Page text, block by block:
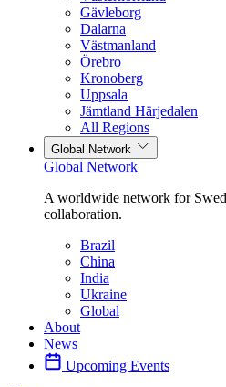
Gävleborg
Dalarna
Västmanland
Örebro
Kronoberg
Uppsala
Jämtland Härjedalen
All Regions
Global Network
Global Network
A worldwide network for
collaboration.
Brazil
China
India
Ukraine
Global
About
News
Upcoming Events